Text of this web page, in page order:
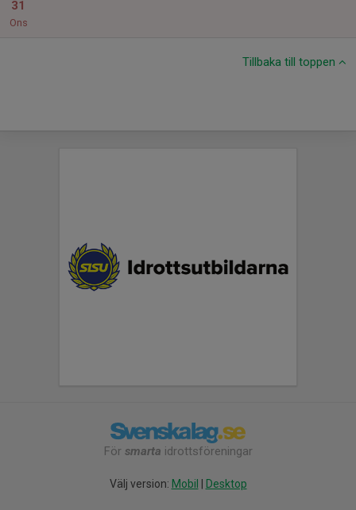
31
Ons
Tillbaka till toppen
För smarta idrottsföreningar
Välj version: Mobil Desktop